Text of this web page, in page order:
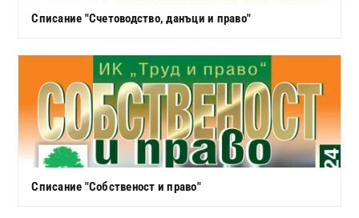
Списание "Счетоводство, данъци и право"
Списание "Собственост и право"